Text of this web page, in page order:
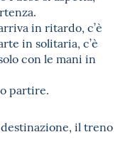
in ritardo, c’è
in solitaria, c’è
con le mani in
partire.
il treno